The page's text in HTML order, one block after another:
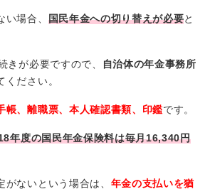
い場合、 国民年金への切り替えが必要と
きが必要ですので、
自治体の年金事務所
ください。
帳、離職票、本人確認書類、印鑑です。
年度の国民年金保険料は毎月16,340円
がないという場合は、 年金の支払いを猶